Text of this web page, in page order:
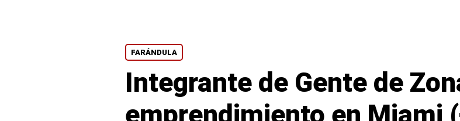
FARÁNDULA
Integrante de Gente de
emprendimiento en Miami